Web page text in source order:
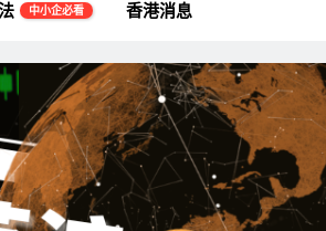
中小企必看 香港消息